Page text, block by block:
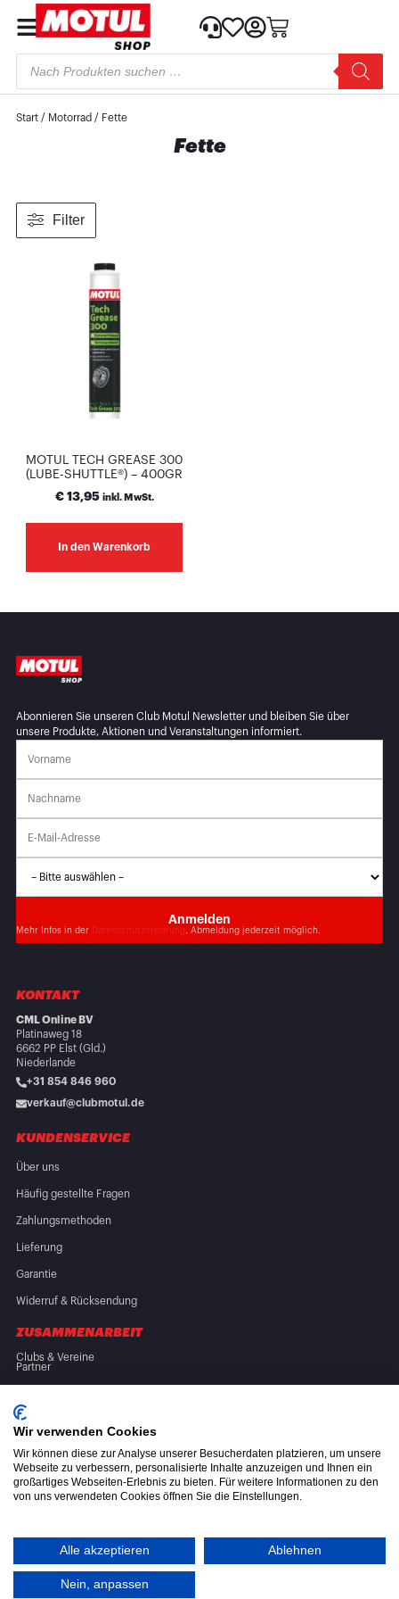
Start/ Motorrad / Fette
Fette
Filter
MOTUL TECH GREASE 300
(LUBE-SHUTTLE®) – 400GR
€13,95 inkl. MwSt.
In den Warenkorb
Abonnieren Sie unseren Club Motul Newsletter und bleiben Sie über
unsere Produkte, Aktionen und Veranstaltungen informiert.
Mehr Infos in der Datenschutzerklärung . Abmeldung jederzeit möglich.
KONTAKT
CML Online BV
Platinaweg 18
6662 PP Elst (Gld.)
Niederlande
+31 854 846 960
verkauf@clubmotul.de
KUNDENSERVICE
Über uns
Häufig gestellte Fragen
Zahlungsmethoden
Lieferung
Garantie
Widerruf & Rücksendung
ZUSAMMENARBEIT
Clubs & Vereine
Partner
© 2026 CML Online B.V.
Wir verwenden Cookies
Wir können diese zur Analyse unserer Besucherdaten platzieren, um unsere
Webseite zu verbessern, personalisierte Inhalte anzuzeigen und Ihnen ein
großartiges Webseiten-Erlebnis zu bieten. Für weitere Informationen zu den
von uns verwendeten Cookies öffnen Sie die Einstellungen.
Alle akzeptieren Ablehnen
Nein, anpassen